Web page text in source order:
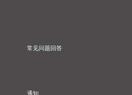
常见问题回答
通知